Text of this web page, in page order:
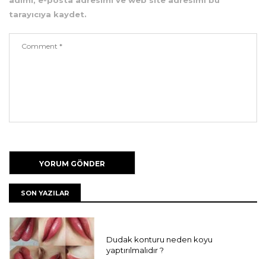
tarayıcıya kaydet.
SON YAZILAR
Dudak konturu neden koyu
yaptırılmalıdır ?